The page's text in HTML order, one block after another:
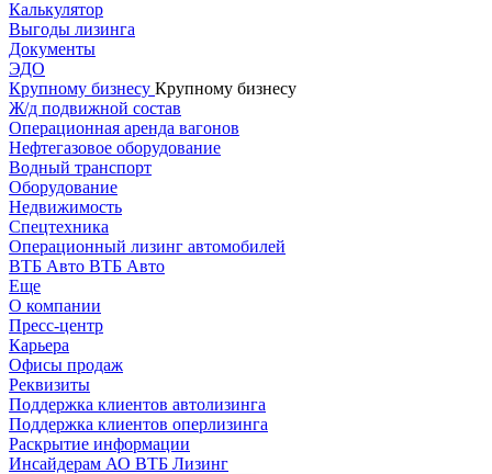
Калькулятор
Выгоды лизинга
Документы
ЭДО
Крупному бизнесу Крупному бизнесу
Ж/д подвижной состав
Операционная аренда вагонов
Нефтегазовое оборудование
Водный транспорт
Оборудование
Недвижимость
Спецтехника
Операционный лизинг автомобилей
ВТБ Авто ВТБ Авто
Еще
О компании
Пресс-центр
Карьера
Офисы продаж
Реквизиты
Поддержка клиентов автолизинга
Поддержка клиентов оперлизинга
Раскрытие информации
Инсайдерам АО ВТБ Лизинг